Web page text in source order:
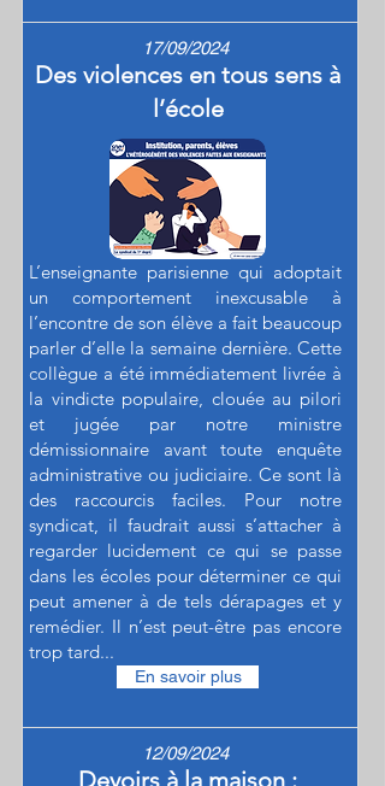
17/09/2024
Des violences en tous sens à
l’école
L’enseignante parisienne qui adoptait
un comportement inexcusable à
l’encontre de son élève a fait beaucoup
parler d’elle la semaine dernière. Cette
collègue a été immédiatement livrée à
la vindicte populaire, clouée au pilori
et jugée par notre ministre
démissionnaire avant toute enquête
administrative ou judiciaire. Ce sont là
des raccourcis faciles. Pour notre
syndicat, il faudrait aussi s’attacher à
regarder lucidement ce qui se passe
dans les écoles pour déterminer ce qui
peut amener à de tels dérapages et y
remédier. Il n’est peut-être pas encore
trop tard...
En savoir plus
12/09/2024
Devoirs à la maison :